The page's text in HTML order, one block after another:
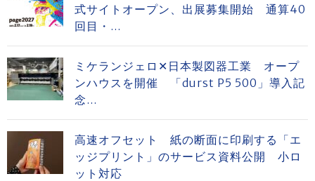
式サイトオープン、出展募集開始 通算40
回目・...
ミケランジェロ✕日本製図器工業 オープ
ンハウスを開催 「durst P5 500」導入記
念...
高速オフセット 紙の断面に印刷する「エ
ッジプリント」のサービス資料公開 小ロ
ット対応